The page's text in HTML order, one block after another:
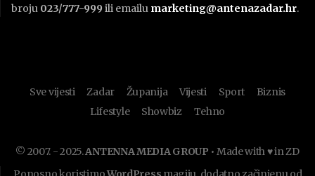
broju 023/777-999 ili emailu marketing@antenazadar.hr.
Sve vijesti Zadar Županija Vijesti Sport
Biznis
Lifestyle
Showbiz Tehno
© 2007. - 2025.ANTENNA MEDIA GROUP • Made with ♥ in ZD